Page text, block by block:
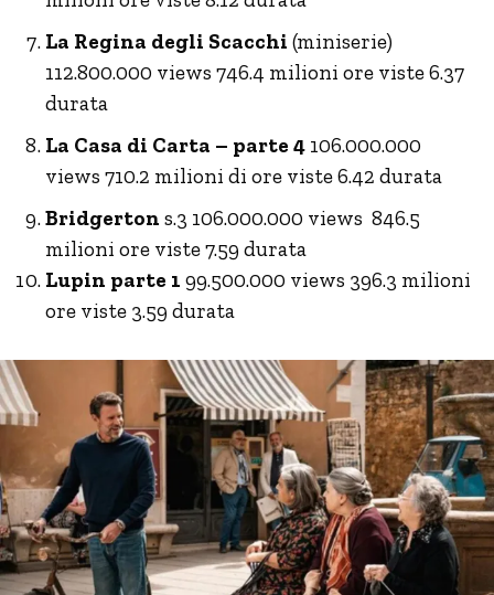
La Regina degli Scacchi (miniserie)
112.800.000 views 746.4 milioni ore viste 6.37
durata
La Casa di Carta – parte 4 106.000.000
views 710.2 milioni di ore viste 6.42 durata
Bridgerton s.3 106.000.000 views 846.5
milioni ore viste 7.59 durata
Lupin parte 1 99.500.000 views 396.3 milioni
ore viste 3.59 durata